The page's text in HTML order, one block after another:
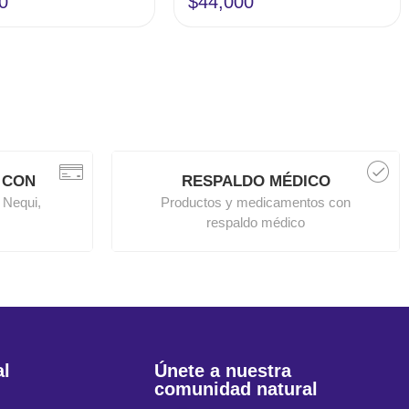
RESPALDO MÉDICO
Productos y medicamentos con
respaldo médico
Únete a nuestra
comunidad natural